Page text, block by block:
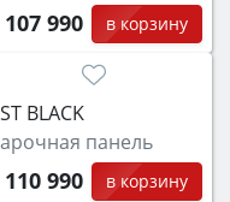
107 990 в корзину
BLACK
панель
110 990 в корзину